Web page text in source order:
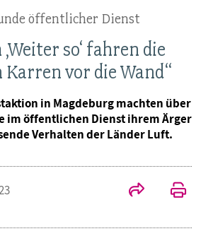
öffentlicher Dienst
so‘ fahren die
Karren vor die Wand“
in Magdeburg machten über
im öffentlichen Dienst ihrem Ärger
Verhalten der Länder Luft.